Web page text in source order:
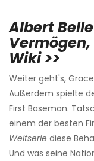
Albert
Wiki >>
Weiter geht's,
Außerdem spielte
First Baseman.
einem der besten
Weltserie diese
Und was seine